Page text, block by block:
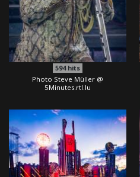
594hits
Photo Steve Müller @
5Minutes.rtl.lu